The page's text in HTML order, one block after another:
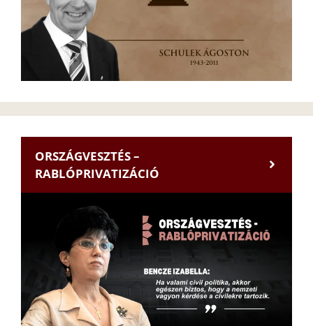
ORSZÁGVESZTÉS –
RABLÓPRIVATIZÁCIÓ